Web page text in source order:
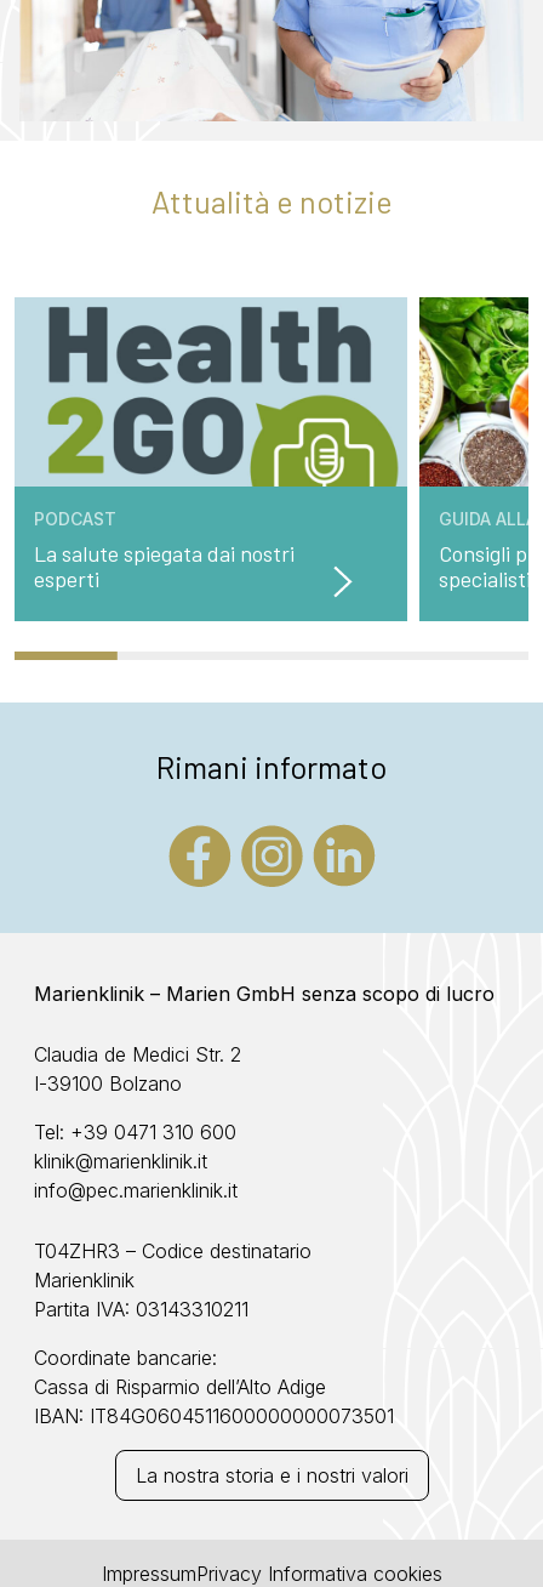
Attualità e notizie
PODCAST
La salute spiegata dai nostri
esperti
GUIDA ALLA
Consigli
specialisti
Rimani informato
Marienklinik – Marien GmbH senza scopo di lucro
Claudia de Medici Str. 2
I-39100 Bolzano
Tel: +39 0471 310 600
klinik@marienklinik.it
info@pec.marienklinik.it
T04ZHR3 – Codice destinatario
Marienklinik
Partita IVA: 03143310211
Coordinate bancarie:
Cassa di Risparmio dell’Alto Adige
IBAN: IT84G0604511600000000073501
La nostra storia e i nostri valori
ImpressumPrivacyInformativa cookies